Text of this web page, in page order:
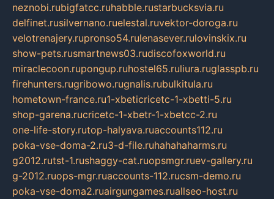
neznobi.rubigfatcc.ruhabble.rustarbucksvia.ru
delfinet.rusilvernano.ruelestal.ruvektor-doroga.ru
velotrenajery.rupronso54.rulenasever.rulovinskix.ru
show-pets.rusmartnews03.rudiscofoxworld.ru
miraclecoon.rupongup.ruhostel65.ruliura.ruglasspb.ru
firehunters.rugribowo.rugnalis.rubulkitula.ru
hometown-france.ru1-xbeticricetc-1-xbetti-5.ru
shop-garena.rucricetc-1-xbetr-1-xbetcc-2.ru
one-life-story.rutop-halyava.ruaccounts112.ru
poka-vse-doma-2.ru3-d-file.ruhahahaharms.ru
g2012.rutst-1.rushaggy-cat.ruopsmgr.ruev-gallery.ru
g-2012.ruops-mgr.ruaccounts-112.rucsm-demo.ru
poka-vse-doma2.ruairgungames.ruallseo-host.ru